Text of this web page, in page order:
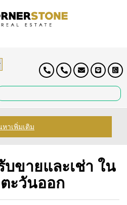
หาเพิ่มเติม
บขายและเช่า ใน
ะวันออก